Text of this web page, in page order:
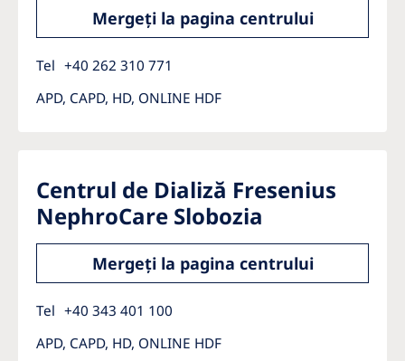
Mergeți la pagina centrului
Tel +40 262 310 771
APD, CAPD, HD, ONLINE HDF
Centrul de Dializă Fresenius
NephroCare Slobozia
Mergeți la pagina centrului
Tel +40 343 401 100
APD, CAPD, HD, ONLINE HDF